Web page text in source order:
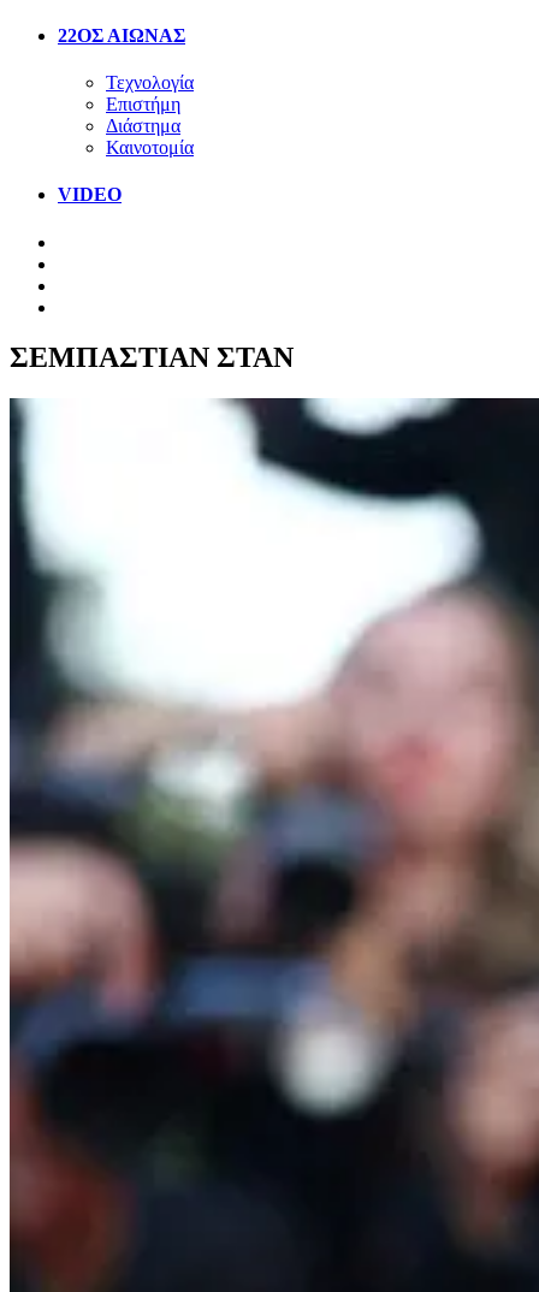
22ΟΣ ΑΙΩΝΑΣ
Τεχνολογία
Επιστήμη
Διάστημα
Καινοτομία
VIDEO
ΣΕΜΠΑΣΤΙΑΝ ΣΤΑΝ